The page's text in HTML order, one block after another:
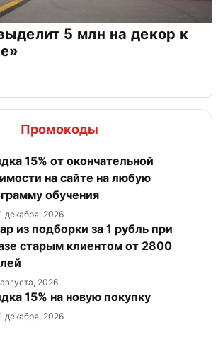
5 млн на декор к
Промокоды
15% от окончательной
на сайте на любую
обучения
декабря, 2026
из подборки за 1 рубль при
старым клиентом от 2800
2026
15% на новую покупку
декабря, 2026